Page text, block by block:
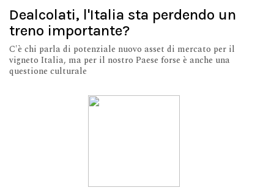
Dealcolati, l'Italia sta perdendo un
treno importante?
C'è chi parla di potenziale nuovo asset di mercato per il
vigneto Italia, ma per il nostro Paese forse è anche una
questione culturale